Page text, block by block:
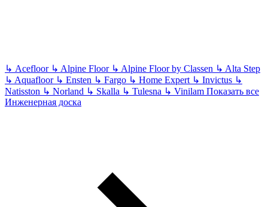
↳ Acefloor ↳ Alpine Floor ↳ Alpine Floor by Classen ↳ Alta Step
↳ Aquafloor ↳ Ensten ↳ Fargo ↳ Home Expert ↳ Invictus ↳
Natisston ↳ Norland ↳ Skalla ↳ Tulesna ↳ Vinilam Показать все
Инженерная доска